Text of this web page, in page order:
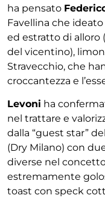
ha pensato
Favellina che
ed estratto di alloro
del vicentino),
Stravecchio, che
croccantezza e
Levoni ha
nel trattare e
dalla “guest star”
(Dry Milano) con
diverse nel
estremamente
toast con speck